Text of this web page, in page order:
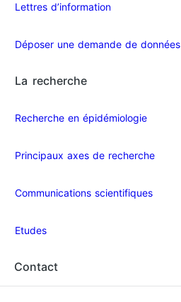
Lettres d’information
Déposer une demande de données
La recherche
Recherche en épidémiologie
Principaux axes de recherche
Communications scientifiques
Etudes
Contact